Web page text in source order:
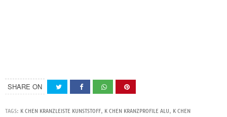
SHARE ON
TAGS: K CHEN KRANZLEISTE KUNSTSTOFF, K CHEN KRANZPROFILE ALU, K CHEN